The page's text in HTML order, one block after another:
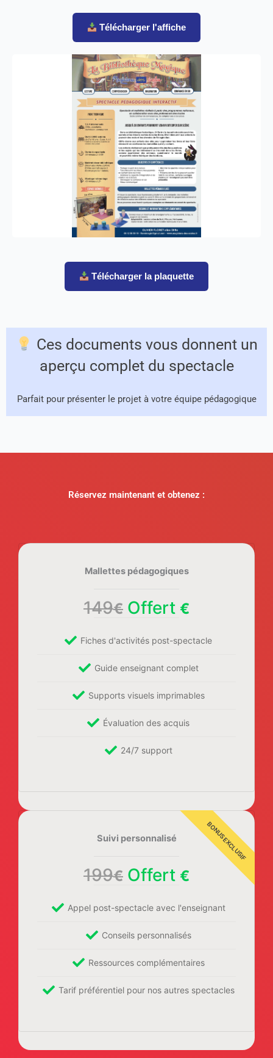
Télécharger l'affiche
Plaquette détaillée
Brochure complète avec tous les détails
pédagogiques et techniques du spectacle
Télécharger la plaquette
Ces documents vous donnent un
aperçu complet du spectacle
Parfait pour présenter le projet à votre équipe pédagogique
Réservez maintenant et obtenez :
Mallettes pédagogiques
149€ Offert €
Fiches d'activités post-spectacle
Guide enseignant complet
Supports visuels imprimables
Évaluation des acquis
24/7 support
Suivi personnalisé
199€ Offert €
Appel post-spectacle avec l'enseignant
Conseils personnalisés
Ressources complémentaires
Tarif préférentiel pour nos autres spectacles